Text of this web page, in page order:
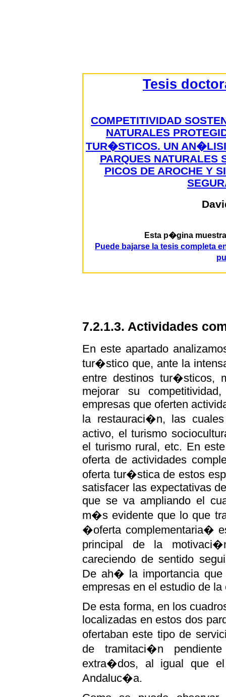
Tesis
COMPETITIVIDAD
NATURALES
TUR�STICOS. UN
PARQUES NATURALES
PICOS DE AROCHE Y
Esta p�gina
Puede bajarse la tesis completa
7.2.1.3. Actividades
En este apartado
tur�stico que, ante la
entre destinos tur�sticos,
mejorar su
empresas que oferten
la restauraci�n, las
activo, el turismo
el turismo rural, etc. En
oferta de actividades
oferta tur�stica de estos
satisfacer las expectativas
que se va ampliando el
m�s evidente que lo que
�oferta complementaria�
principal de la
careciendo de sentido
De ah� la importancia
empresas en el estudio de
De esta forma, en los
localizadas en estos dos
ofertaban este tipo de
de tramitaci�n
extra�dos, al igual que
Andaluc�a.